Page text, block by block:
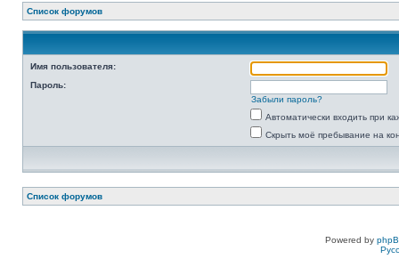
Список форумов
Имя пользователя:
Пароль:
Забыли пароль?
Автоматически входить при
Скрыть моё пребывание на
Список форумов
Powered by